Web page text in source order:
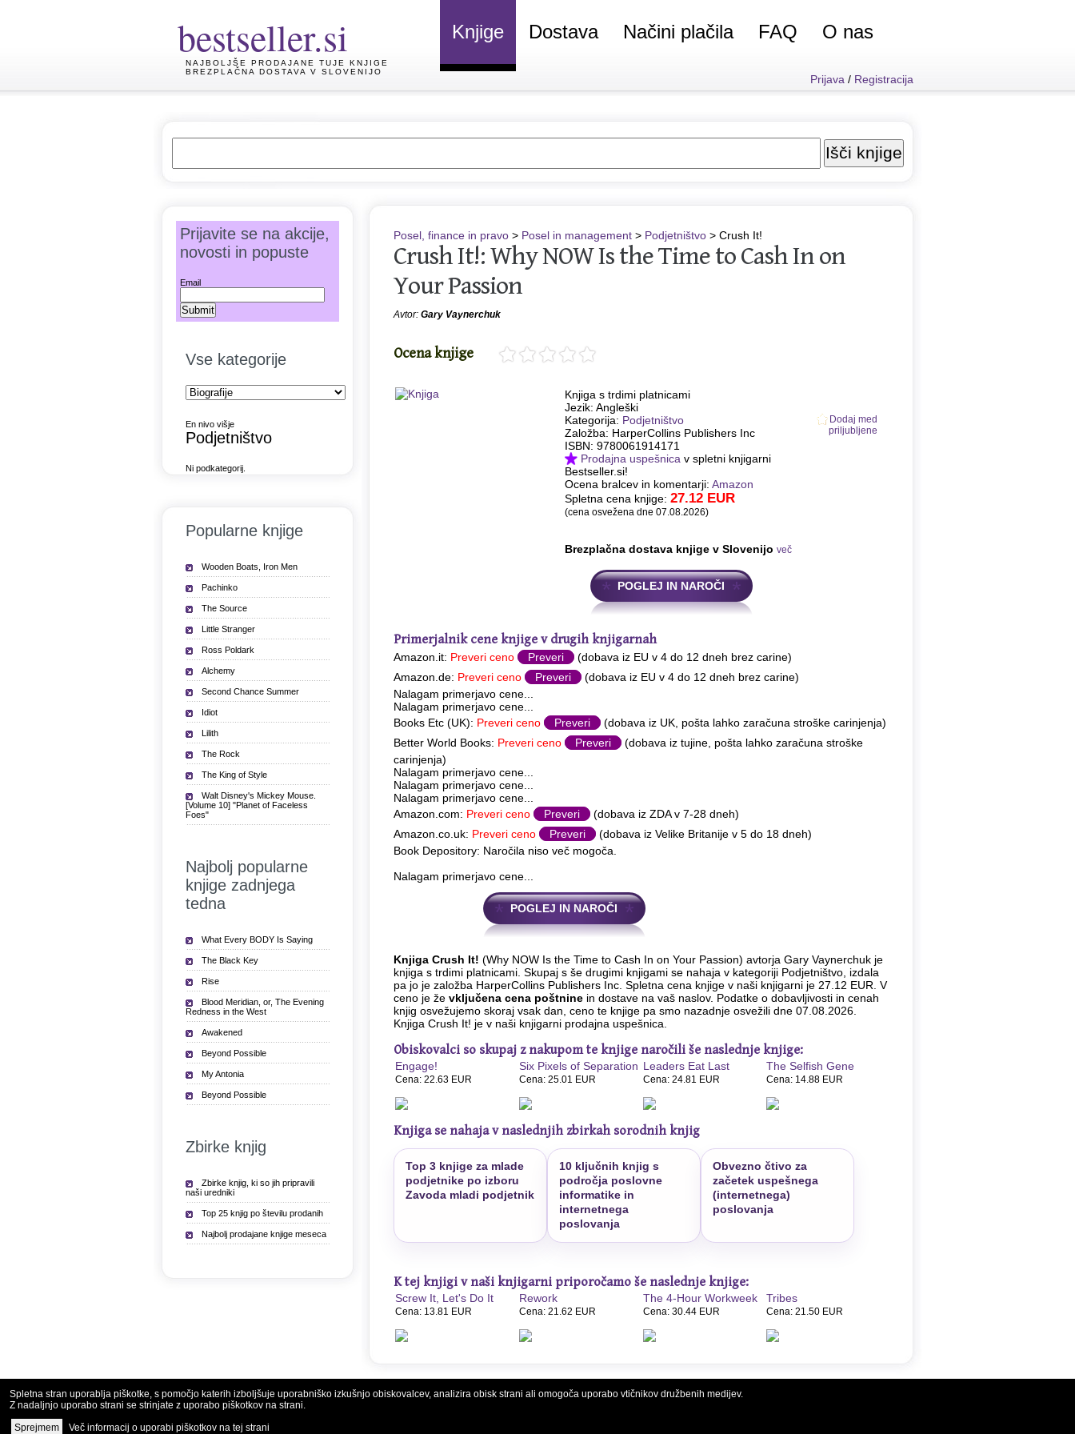
Spletna stran uporablja piškotke, s pomočjo katerih izboljšuje uporabniško izkušnjo obiskovalcev, analizira obisk strani ali omogoča uporabo vtičnikov družbenih medijev.
Z nadaljnjo uporabo strani se strinjate z uporabo piškotkov na strani.
Več informacij o uporabi piškotkov na tej strani
bestseller.si
NAJBOLJŠE PRODAJANE TUJE KNJIGE
BREZPLAČNA DOSTAVA V SLOVENIJO
Knjige Dostava Načini plačila FAQ O nas
Prijava / Registracija
Posel, finance in pravo > Posel in management > Podjetništvo > Crush It!
Crush It!: Why NOW Is the Time to Cash In on
Your Passion
Avtor: Gary Vaynerchuk
Ocena knjige
Knjiga s trdimi platnicami
Jezik: Angleški
Kategorija: Podjetništvo
Založba: HarperCollins Publishers Inc
ISBN: 9780061914171
Prodajna uspešnica v spletni knjigarni
Bestseller.si!
Ocena bralcev in komentarji: Amazon
Spletna cena knjige: 27.12 EUR
(cena osvežena dne 07.08.2026)
Brezplačna dostava knjige v Slovenijo več
POGLEJ IN NAROČI
Dodaj med
priljubljene
Primerjalnik cene knjige v drugih knjigarnah
Amazon.it: Preveri ceno Preveri
(dobava iz EU v 4 do 12 dneh brez carine)
Amazon.de: Preveri ceno Preveri
(dobava iz EU v 4 do 12 dneh brez carine)
Nalagam primerjavo cene...
Nalagam primerjavo cene...
Books Etc (UK): Preveri ceno Preveri
(dobava iz UK, pošta lahko zaračuna stroške carinjenja)
Better World Books: Preveri ceno Preveri
(dobava iz tujine, pošta lahko zaračuna stroške
carinjenja)
Nalagam primerjavo cene...
Nalagam primerjavo cene...
Nalagam primerjavo cene...
Amazon.com: Preveri ceno Preveri
(dobava iz ZDA v 7-28 dneh)
Amazon.co.uk: Preveri ceno Preveri
(dobava iz Velike Britanije v 5 do 18 dneh)
Book Depository: Naročila niso več mogoča.
Nalagam primerjavo cene...
POGLEJ IN NAROČI
Knjiga Crush It! (Why NOW Is the Time to Cash In on Your Passion) avtorja Gary Vaynerchuk je
knjiga s trdimi platnicami. Skupaj s še drugimi knjigami se nahaja v kategoriji Podjetništvo, izdala
pa jo je založba HarperCollins Publishers Inc. Spletna cena knjige v naši knjigarni je 27.12 EUR. V
ceno je že vključena cena poštnine in dostave na vaš naslov. Podatke o dobavljivosti in cenah
knjig osvežujemo skoraj vsak dan, ceno te knjige pa smo nazadnje osvežili dne 07.08.2026.
Knjiga Crush It! je v naši knjigarni prodajna uspešnica.
Obiskovalci so skupaj z nakupom te knjige naročili še naslednje knjige:
Engage!
Cena: 22.63 EUR
Six Pixels of Separation
Cena: 25.01 EUR
Leaders Eat Last
Cena: 24.81 EUR
The Selfish Gene
Cena: 14.88 EUR
Knjiga se nahaja v naslednjih zbirkah sorodnih knjig
T
Top 3 knjige za mlade
podjetnike po izboru
Zavoda mladi podjetnik
1
10 ključnih knjig s
področja poslovne
informatike in
internetnega
poslovanja
O
Obvezno čtivo za
začetek uspešnega
(internetnega)
poslovanja
K tej knjigi v naši knjigarni priporočamo še naslednje knjige:
Screw It, Let's Do It
Cena: 13.81 EUR
Rework
Cena: 21.62 EUR
The 4-Hour Workweek
Cena: 30.44 EUR
Tribes
Cena: 21.50 EUR
Prijavite se na akcije,
novosti in popuste
Email
Vse kategorije
En nivo višje
Podjetništvo
Ni podkategorij.
Popularne knjige
Wooden Boats, Iron Men
Pachinko
The Source
Little Stranger
Ross Poldark
Alchemy
Second Chance Summer
Idiot
Lilith
The Rock
The King of Style
Walt Disney's Mickey Mouse.
[Volume 10] "Planet of Faceless
Foes"
Najbolj popularne
knjige zadnjega
tedna
What Every BODY Is Saying
The Black Key
Rise
Blood Meridian, or, The Evening
Redness in the West
Awakened
Beyond Possible
My Antonia
Beyond Possible
Zbirke knjig
Zbirke knjig, ki so jih pripravili
naši uredniki
Top 25 knjig po številu prodanih
Najbolj prodajane knjige meseca
Copyright © 2010 - 2026